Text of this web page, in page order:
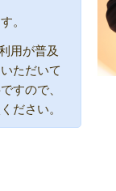
。
用が普及
ただいて
すので、
ださい。